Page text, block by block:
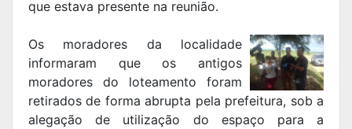
que estava presente na reunião.
Os moradores da localidade
informaram que os antigos
moradores do loteamento foram
retirados de forma abrupta pela prefeitura, sob a
alegação de utilização do espaço para a